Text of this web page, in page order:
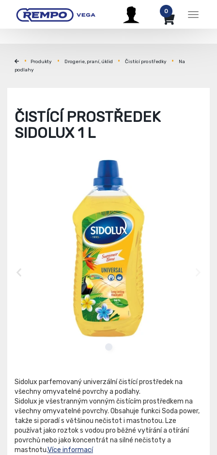
Menu
0
Produkty Drogerie, praní, úklid Čistící prostředky
Na
podlahy
ČISTÍCÍ PROSTŘEDEK
SIDOLUX 1 L
Sidolux parfemovaný univerzální čistící prostředek na
všechny omyvatelné povrchy a podlahy.
Sidolux je všestranným vonným čistícím prostředkem na
všechny omyvatelné povrchy. Obsahuje funkci Soda power,
takže si poradí s většinou nečistot i mastnotou. Lze
používat jako roztok s vodou pro běžné vytírání a otírání
povrchů nebo jako koncentrát na silné nečistoty a
mastnotu.Více informací